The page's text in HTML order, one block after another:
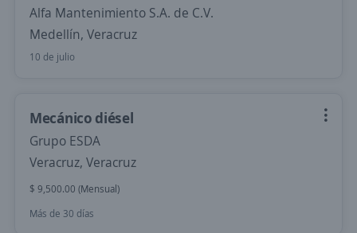
Alfa Mantenimiento S.A. de C.V.
Medellín, Veracruz
10 de julio
Mecánico diésel
Grupo ESDA
Veracruz, Veracruz
$ 9,500.00 (Mensual)
Más de 30 días